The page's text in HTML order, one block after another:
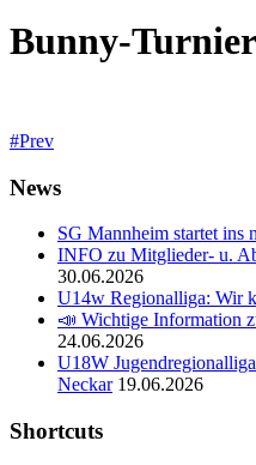
Bunny-
Prev
News
SG Mannheim startet ins
INFO zu Mitglieder- u.
30.06.2026
U14w Regionalliga: Wir
📣 Wichtige Information
24.06.2026
U18W
Neckar 19.06.2026
Shortcuts